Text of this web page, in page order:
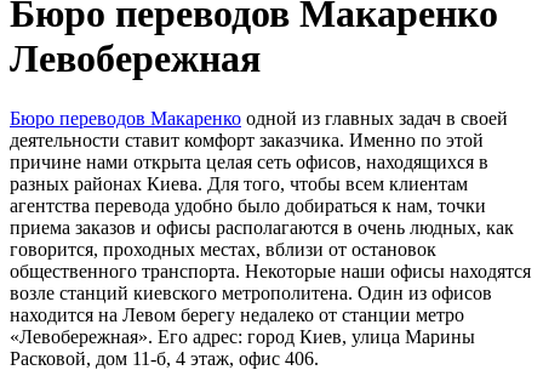
Бюро переводов Макаренко
Левобережная
Бюро переводов Макаренко одной из главных задач в своей
деятельности ставит комфорт заказчика. Именно по этой
причине нами открыта целая сеть офисов, находящихся в
разных районах Киева. Для того, чтобы всем клиентам
агентства перевода удобно было добираться к нам, точки
приема заказов и офисы располагаются в очень людных, как
говорится, проходных местах, вблизи от остановок
общественного транспорта. Некоторые наши офисы находятся
возле станций киевского метрополитена. Один из офисов
находится на Левом берегу недалеко от станции метро
«Левобережная». Его адрес: город Киев, улица Марины
Расковой, дом 11-б, 4 этаж, офис 406.